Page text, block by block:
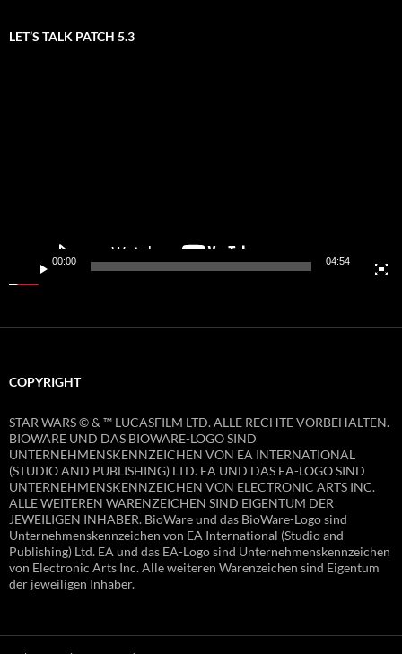
LET’S TALK PATCH 5.3
00:00 04:54
COPYRIGHT
STAR WARS © & ™ LUCASFILM LTD. ALLE RECHTE VORBEHALTEN.
BIOWARE UND DAS BIOWARE-LOGO SIND
UNTERNEHMENSKENNZEICHEN VON EA INTERNATIONAL
(STUDIO AND PUBLISHING) LTD. EA UND DAS EA-LOGO SIND
UNTERNEHMENSKENNZEICHEN VON ELECTRONIC ARTS INC.
ALLE WEITEREN WARENZEICHEN SIND EIGENTUM DER
JEWEILIGEN INHABER. BioWare und das BioWare-Logo sind
Unternehmenskennzeichen von EA International (Studio and
Publishing) Ltd. EA und das EA-Logo sind Unternehmenskennzeichen
von Electronic Arts Inc. Alle weiteren Warenzeichen sind Eigentum
der jeweiligen Inhaber.